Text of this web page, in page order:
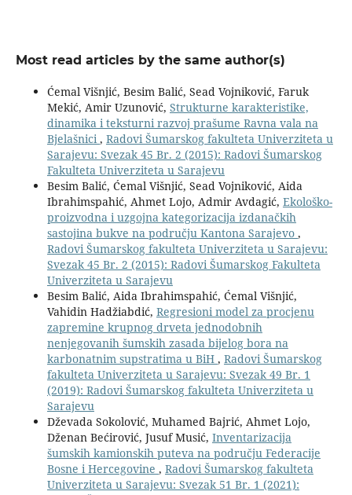
Most read articles by the same author(s)
Ćemal Višnjić, Besim Balić, Sead Vojniković, Faruk
Mekić, Amir Uzunović, Strukturne karakteristike,
dinamika i teksturni razvoj prašume Ravna vala na
Bjelašnici , Radovi Šumarskog fakulteta Univerziteta u
Sarajevu: Svezak 45 Br. 2 (2015): Radovi Šumarskog
Fakulteta Univerziteta u Sarajevu
Besim Balić, Ćemal Višnjić, Sead Vojniković, Aida
Ibrahimspahić, Ahmet Lojo, Admir Avdagić, Ekološko-
proizvodna i uzgojna kategorizacija izdanačkih
sastojina bukve na području Kantona Sarajevo ,
Radovi Šumarskog fakulteta Univerziteta u Sarajevu:
Svezak 45 Br. 2 (2015): Radovi Šumarskog Fakulteta
Univerziteta u Sarajevu
Besim Balić, Aida Ibrahimspahić, Ćemal Višnjić,
Vahidin Hadžiabdić, Regresioni model za procjenu
zapremine krupnog drveta jednodobnih
nenjegovanih šumskih zasada bijelog bora na
karbonatnim supstratima u BiH , Radovi Šumarskog
fakulteta Univerziteta u Sarajevu: Svezak 49 Br. 1
(2019): Radovi Šumarskog fakulteta Univerziteta u
Sarajevu
Dževada Sokolović, Muhamed Bajrić, Ahmet Lojo,
Dženan Bećirović, Jusuf Musić, Inventarizacija
šumskih kamionskih puteva na području Federacije
Bosne i Hercegovine , Radovi Šumarskog fakulteta
Univerziteta u Sarajevu: Svezak 51 Br. 1 (2021):